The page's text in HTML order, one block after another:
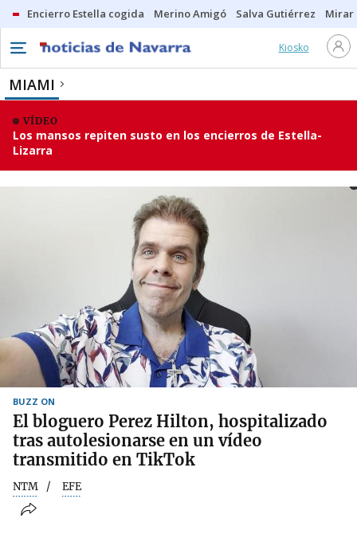
Encierro Estella cogida Merino Amigó Salva Gutiérrez Mirar
Kiosko
MIAMI
VÍDEO
Los mansos repiten susto en los encierros de Estella-
Lizarra
BUZZ ON
El bloguero Perez Hilton, hospitalizado
tras autolesionarse en un vídeo
transmitido en TikTok
NTM EFE